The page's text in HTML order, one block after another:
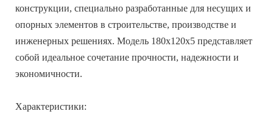
конструкции, специально разработанные для несущих и
опорных элементов в строительстве, производстве и
инженерных решениях. Модель 180x120x5 представляет
собой идеальное сочетание прочности, надежности и
экономичности.
Характеристики: